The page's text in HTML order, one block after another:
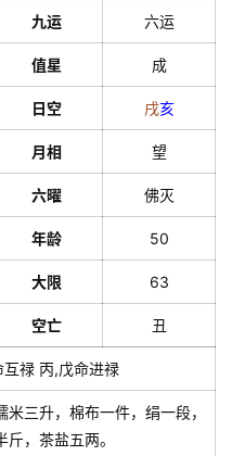
九运 六运
值星 成
日空 戌亥
月相 望
六曜 佛灭
年龄 50
大限 63
空亡 丑
互禄 丙,戊命进禄
三升，棉布一件，绢一段，
斤，茶盐五两。